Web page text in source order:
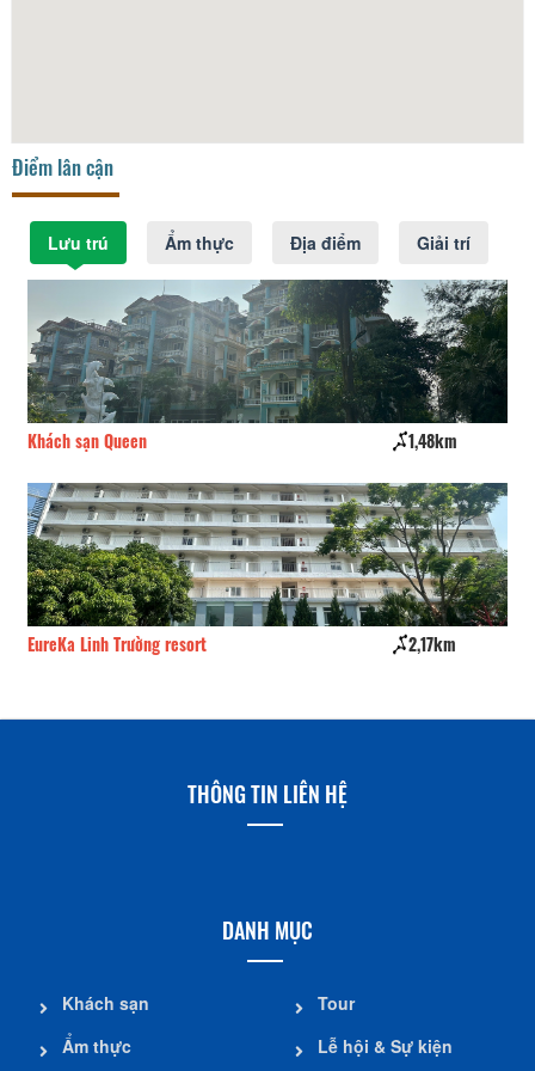
Điểm lân cận
Lưu trú Ẩm thực Địa điểm Giải trí
Khách sạn Queen 1,48km
EureKa Linh Trường resort 2,17km
THÔNG TIN LIÊN HỆ
DANH MỤC
Khách sạn
Ẩm thực
Tour
Lễ hội & Sự kiện